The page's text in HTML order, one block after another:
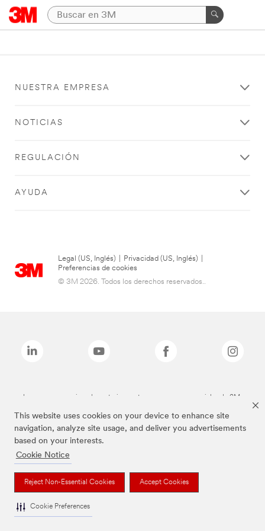
This website uses cookies on your device to enhance site
navigation, analyze site usage, and deliver you advertisements
based on your interests.
Cookie Notice
Reject Non-Essential Cookies Accept Cookies
Cookie Preferences
NUESTRA EMPRESA
NOTICIAS
REGULACIÓN
AYUDA
Legal (US, Inglés) Privacidad (US, Inglés)
Preferencias de cookies
© 3M 2026. Todos los derechos reservados..
Las marcas mencionadas anteriormente son marcas comerciales de 3M.